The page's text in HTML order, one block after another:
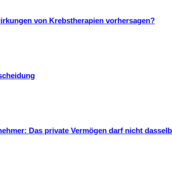
von Krebstherapien vorhersagen?
Das private Vermögen darf nicht